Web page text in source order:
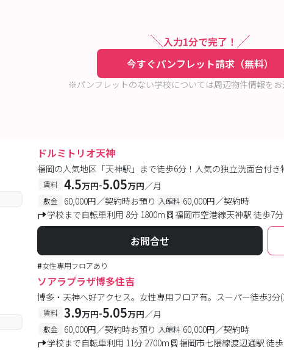
入力1分で完了！
今すぐパンフレット請求（無料）
※パンフレットのない学校については周辺物件情報をお
ドルミトリオ天神
福岡の人気地区「天神駅」まで徒歩6分！人気の独立洗面台付
賃料 4.5万円-5.05万円／月
敷金 60,000円／契約時お預り 入館料 60,000円／契約時
学校まで自転車利用 8分 1800m
福岡市空港線天神駅 徒歩7分
お問合せ
#女性専用フロアあり
ソアラプラザ博多住吉
博多・天神へ好アクセス。女性専用フロア有。スーパー徒歩3分
賃料 3.9万円-5.05万円／月
敷金 60,000円／契約時お預り 入館料 60,000円／契約時
学校まで自転車利用 11分 2700m
福岡市七隈線渡辺通駅 徒